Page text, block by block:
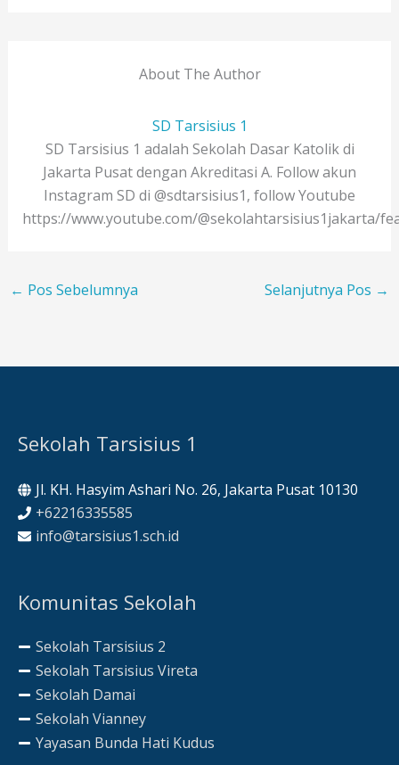
About The Author
SD Tarsisius 1
SD Tarsisius 1 adalah Sekolah Dasar Katolik di
Jakarta Pusat dengan Akreditasi A. Follow akun
Instagram SD di @sdtarsisius1, follow Youtube
https://www.youtube.com/@sekolahtarsisius1jakarta/
← Pos Sebelumnya Selanjutnya Pos →
Sekolah Tarsisius 1
Jl. KH. Hasyim Ashari No. 26, Jakarta Pusat 10130
+62216335585
info@tarsisius1.sch.id
Komunitas Sekolah
Sekolah Tarsisius 2
Sekolah Tarsisius Vireta
Sekolah Damai
Sekolah Vianney
Yayasan Bunda Hati Kudus